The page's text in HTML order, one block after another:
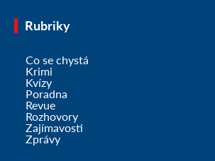
Rubriky
Co se chystá
Krimi
Kvízy
Poradna
Revue
Rozhovory
Zajímavosti
Zprávy